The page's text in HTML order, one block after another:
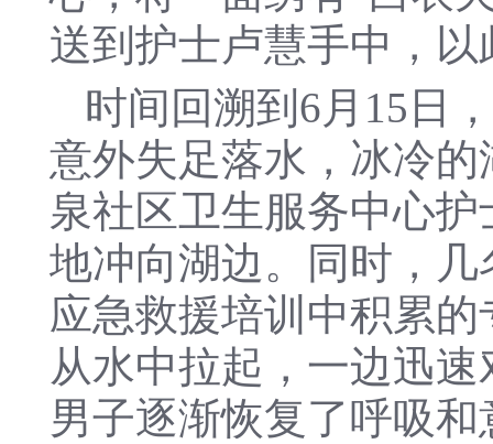
送到护士卢慧手中，
时间回溯到6月15日
意外失足落水，冰冷
泉社区卫生服务中心
地冲向湖边。同时，
应急救援培训中积累
从水中拉起，一边迅
男子逐渐恢复了呼吸